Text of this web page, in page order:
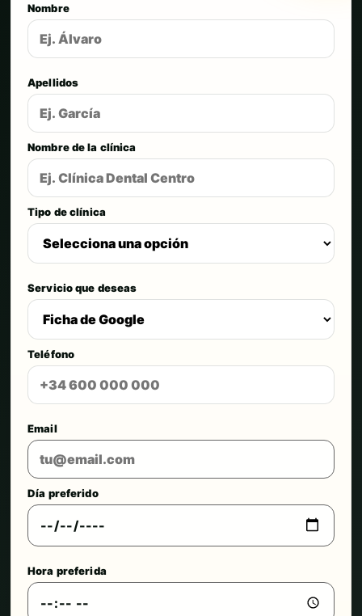
Nombre
Apellidos
Nombre de la clínica
Tipo de clínica
Servicio que deseas
Teléfono
Email
Día preferido
Hora preferida